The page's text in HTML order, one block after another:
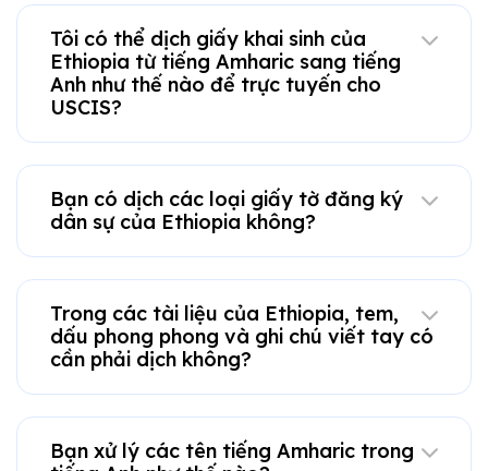
Tôi có thể dịch giấy khai sinh của
Ethiopia từ tiếng Amharic sang tiếng
Anh như thế nào để trực tuyến cho
USCIS?
Bạn có dịch các loại giấy tờ đăng ký
dân sự của Ethiopia không?
Trong các tài liệu của Ethiopia, tem,
dấu phong phong và ghi chú viết tay có
cần phải dịch không?
Bạn xử lý các tên tiếng Amharic trong